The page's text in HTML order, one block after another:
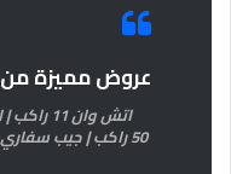
عروض مميزة من